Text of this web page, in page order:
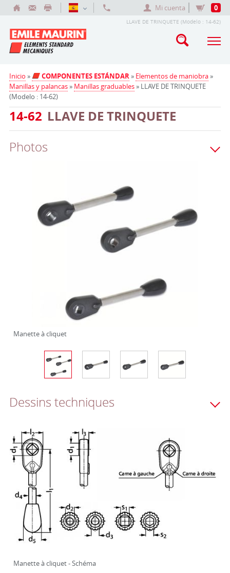
Mi cuenta 0
LLAVE DE TRINQUETE (Modelo : 14-62)
Inicio » COMPONENTES ESTÁNDAR» Elementos de maniobra»
Manillas y palancas» Manillas graduables» LLAVE DE TRINQUETE
(Modelo : 14-62)
14-62 LLAVE DE TRINQUETE
Photos
Manette à cliquet
Dessins techniques
Manette à cliquet - Schéma